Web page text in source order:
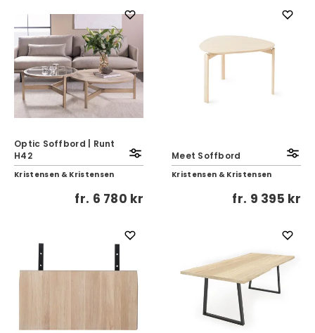
Optic Soffbord | Runt
H42
Kristensen & Kristensen
fr. 6 780 kr
Meet Soffbord
Kristensen & Kristensen
fr. 9 395 kr